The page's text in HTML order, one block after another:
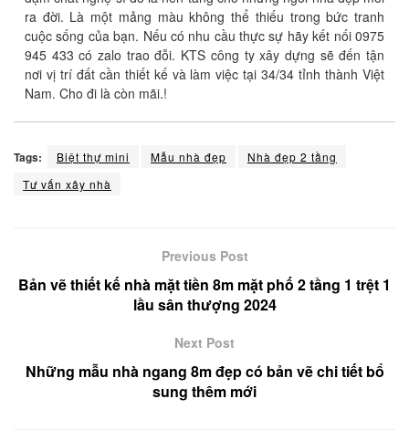
ra đời. Là một mảng màu không thể thiếu trong bức tranh
cuộc sống của bạn. Nếu có nhu cầu thực sự hãy kết nối 0975
945 433 có zalo trao đỗi. KTS công ty xây dựng sẽ đến tận
nơi vị trí đất cần thiết kế và làm việc tại 34/34 tỉnh thành Việt
Nam. Cho đi là còn mãi.!
Tags: Biệt thự mini Mẫu nhà đẹp
Nhà đẹp 2 tầng
Tư vấn xây nhà
Previous Post
Bản vẽ thiết kế nhà mặt tiền 8m mặt phố 2 tầng 1 trệt 1
lầu sân thượng 2024
Next Post
Những mẫu nhà ngang 8m đẹp có bản vẽ chi tiết bổ
sung thêm mới